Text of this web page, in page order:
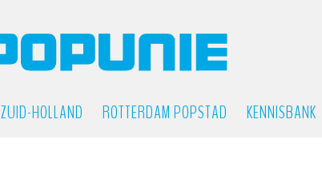
ZUID-HOLLAND ROTTERDAM POPSTAD KENNISBANK